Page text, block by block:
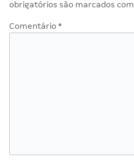
obrigatórios são marcados com
Comentário *